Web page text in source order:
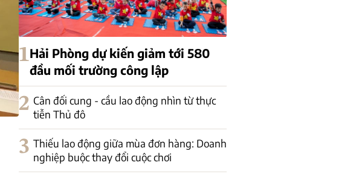
1Hải Phòng dự kiến giảm tới 580
đầu mối trường công lập
2 Cân đối cung - cầu lao động nhìn từ thực
tiễn Thủ đô
3 Thiếu lao động giữa mùa đơn hàng: Doanh
nghiệp buộc thay đổi cuộc chơi